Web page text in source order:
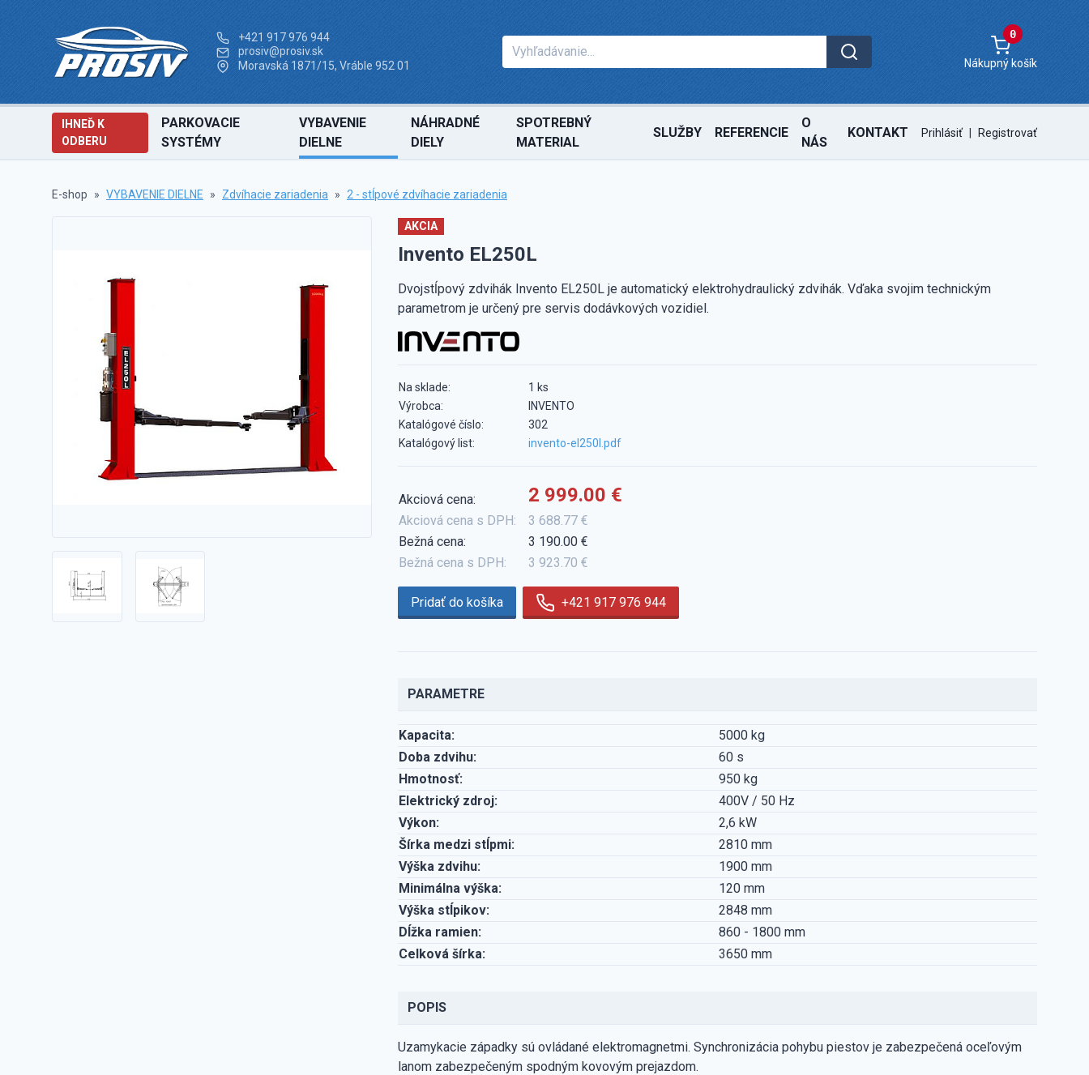
+421 917 976 944
prosiv@prosiv.sk
Moravská 1871/15, Vráble 952 01
0
Nákupný košík
IHNEĎ K
ODBERU
PARKOVACIE
SYSTÉMY
VYBAVENIE
DIELNE
NÁHRADNÉ
DIELY
SPOTREBNÝ
MATERIAL
SLUŽBY REFERENCIE
O
NÁS
KONTAKT Prihlásiť | Registrovať
E-shop » VYBAVENIE DIELNE » Zdvíhacie zariadenia » 2 - stĺpové zdvíhacie zariadenia
AKCIA
Invento EL250L
Dvojstĺpový zdvihák Invento EL250L je automatický elektrohydraulický zdvihák. Vďaka svojim technickým
parametrom je určený pre servis dodávkových vozidiel.
Na sklade:
1 ks
Výrobca:
INVENTO
Katalógové číslo:
302
Katalógový list:
invento-el250l.pdf
Akciová cena: 2 999.00 €
Akciová cena s DPH:
3 688.77 €
Bežná cena:
3 190.00 €
Bežná cena s DPH:
3 923.70 €
Pridať do košíka +421 917 976 944
PARAMETRE
Kapacita:
5000 kg
Doba zdvihu:
60 s
Hmotnosť:
950 kg
Elektrický zdroj:
400V / 50 Hz
Výkon:
2,6 kW
Šírka medzi stĺpmi:
2810 mm
Výška zdvihu:
1900 mm
Minimálna výška:
120 mm
Výška stĺpikov:
2848 mm
Dĺžka ramien:
860 - 1800 mm
Celková šírka:
3650 mm
POPIS
Uzamykacie západky sú ovládané elektromagnetmi. Synchronizácia pohybu piestov je zabezpečená oceľovým
lanom zabezpečeným spodným kovovým prejazdom.